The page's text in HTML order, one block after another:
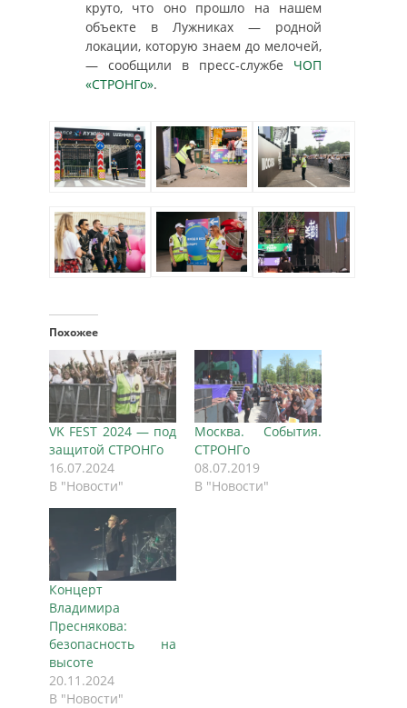
круто, что оно прошло на нашем
объекте в Лужниках — родной
локации, которую знаем до мелочей,
— сообщили в пресс-службе ЧОП
«СТРОНГо».
Похожее
VK FEST 2024 — под
защитой СТРОНГо
16.07.2024
В "Новости"
Москва. События.
СТРОНГо
08.07.2019
В "Новости"
Концерт
Владимира
Преснякова:
безопасность на
высоте
20.11.2024
В "Новости"